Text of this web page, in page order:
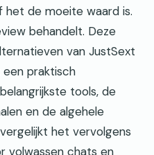
het de moeite waard is.
behandelt. Deze
van JustSext
praktisch
tools, de
en de algehele
het vervolgens
volwassen chats en